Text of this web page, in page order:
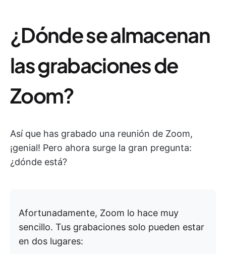
¿Dónde se almacenan
las grabaciones de
Zoom?
Así que has grabado una reunión de Zoom,
¡genial! Pero ahora surge la gran pregunta:
¿dónde está?
Afortunadamente, Zoom lo hace muy
sencillo. Tus grabaciones solo pueden estar
en dos lugares: